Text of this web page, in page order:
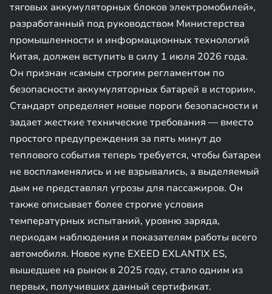
тяговых аккумуляторных блоков электромобилей»,
разработанный под руководством Министерства
промышленности и информационных технологий
Китая, должен вступить в силу 1 июля 2026 года.
Он признан «самым строгим регламентом по
безопасности аккумуляторных батарей в истории».
Стандарт определяет новые пороги безопасности и
задает жесткие технические требования — вместо
простого предупреждения за пять минут до
теплового события теперь требуется, чтобы батареи
не воспламенялись и не взрывались, а выделяемый
дым не представлял угрозы для пассажиров. Он
также описывает более строгие условия
температурных испытаний, уровню заряда,
периодам наблюдения и показателям работы всего
автомобиля. Новое купе EXEED EXLANTIX ES,
вышедшее на рынок в 2025 году, стало одним из
первых, получивших данный сертификат.